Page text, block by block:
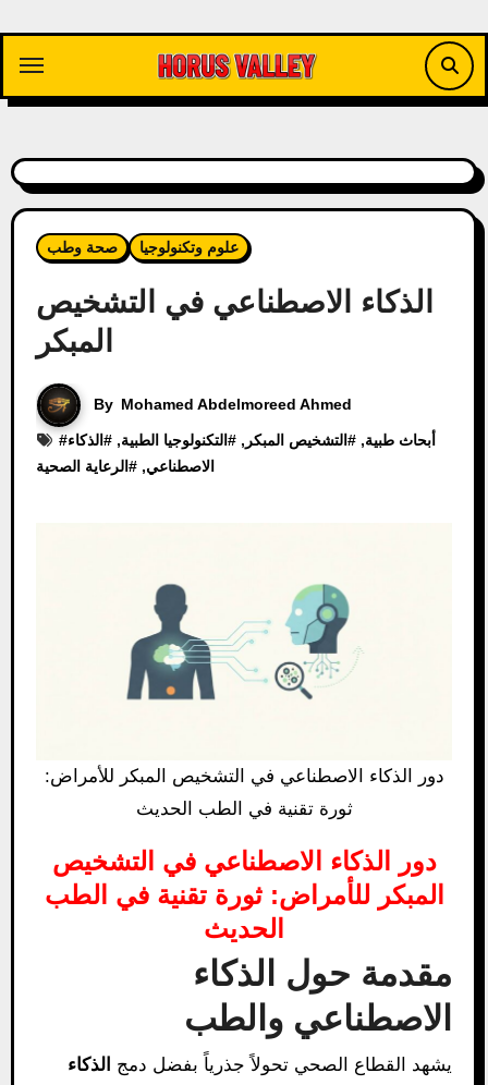
content
صحة وطب علوم وتكنولوجيا
الذكاء الاصطناعي في التشخيص
المبكر
By Mohamed Abdelmoreed Ahmed
# أبحاث طبية, # التشخيص المبكر , # التكنولوجيا الطبية, # الذكاء
الاصطناعي, # الرعاية الصحية
دور الذكاء الاصطناعي في التشخيص المبكر للأمراض:
ثورة تقنية في الطب الحديث
دور الذكاء الاصطناعي في التشخيص
المبكر للأمراض: ثورة تقنية في الطب
الحديث
مقدمة حول الذكاء
الاصطناعي والطب
يشهد القطاع الصحي تحولاً جذرياً بفضل دمج الذكاء